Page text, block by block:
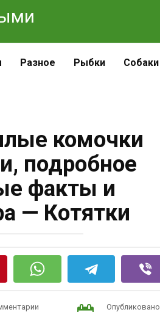
Разное Рыбки Собаки
комочки
подробное
факты и
— Котятки
Опубликовано